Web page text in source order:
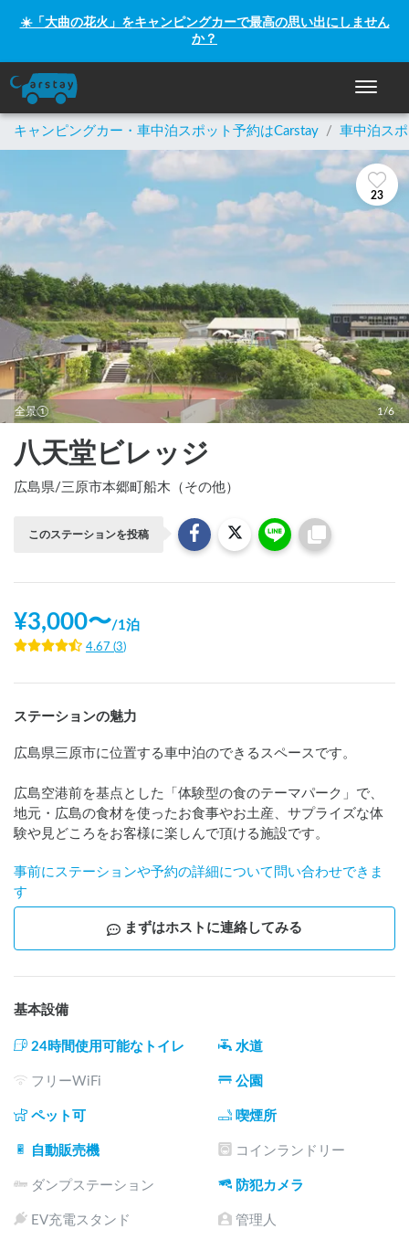
☀️「大曲の花火」をキャンピングカーで最高の思い出にしません
か？
ナビゲ
キャンピングカー・車中泊スポット予約はCarstay / 車中泊ス
23
全景① 1/6
八天堂ビレッジ
広島県/三原市本郷町船木（その他）
このステーションを投稿
¥3,000〜/1泊
4.67 (3)
ステーションの魅力
広島県三原市に位置する車中泊のできるスペースです。
広島空港前を基点とした「体験型の食のテーマパーク」で、
地元・広島の食材を使ったお食事やお土産、サプライズな体
験や見どころをお客様に楽しんで頂ける施設です。
事前にステーションや予約の詳細について問い合わせできま
す
まずはホストに連絡してみる
基本設備
24時間使用可能なトイレ 水道
フリーWiFi 公園
ペット可 喫煙所
自動販売機 コインランドリー
ダンプステーション 防犯カメラ
EV充電スタンド 管理人